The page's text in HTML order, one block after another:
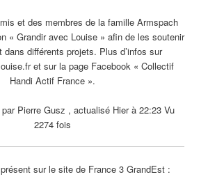
et des membres de la famille Armspach
« Grandir avec Louise » afin de les soutenir
dans différents projets. Plus d’infos sur
et sur la page Facebook « Collectif
Handi Actif France ».
par Pierre Gusz , actualisé Hier à 22:23 Vu
2274 fois
sur le site de France 3 GrandEst :